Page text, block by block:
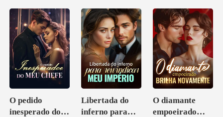
O pedido
inesperado do
Libertada do
inferno para
O diamante
empoeirado